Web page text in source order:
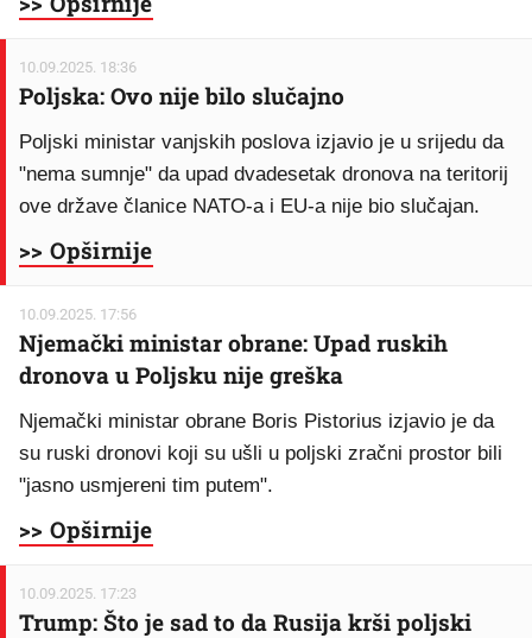
10.09.2025. 18:36
Poljska: Ovo nije bilo slučajno
Poljski ministar vanjskih poslova izjavio je u srijedu da
"nema sumnje" da upad dvadesetak dronova na teritorij
ove države članice NATO-a i EU-a nije bio slučajan.
>> Opširnije
10.09.2025. 17:56
Njemački ministar obrane: Upad ruskih
dronova u Poljsku nije greška
Njemački ministar obrane Boris Pistorius izjavio je da
su ruski dronovi koji su ušli u poljski zračni prostor bili
"jasno usmjereni tim putem".
>> Opširnije
10.09.2025. 17:23
Trump: Što je sad to da Rusija krši poljski